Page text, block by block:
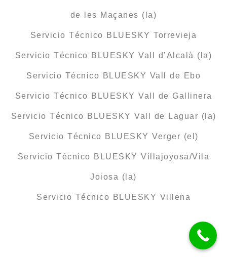
de les Maçanes (la)
Servicio Técnico BLUESKY Torrevieja
Servicio Técnico BLUESKY Vall d’Alcalà (la)
Servicio Técnico BLUESKY Vall de Ebo
Servicio Técnico BLUESKY Vall de Gallinera
Servicio Técnico BLUESKY Vall de Laguar (la)
Servicio Técnico BLUESKY Verger (el)
Servicio Técnico BLUESKY Villajoyosa/Vila
Joiosa (la)
Servicio Técnico BLUESKY Villena